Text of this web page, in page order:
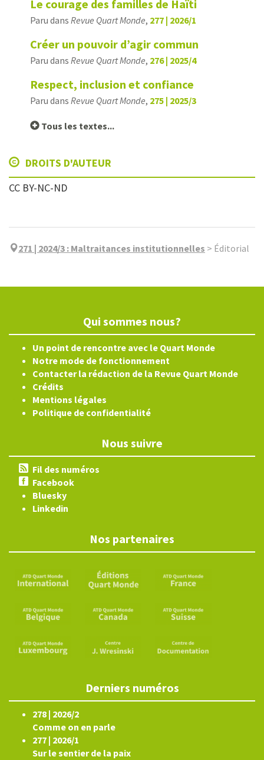
Le courage des familles de Haïti
Paru dans Revue Quart Monde, 277 | 2026/1
Créer un pouvoir d’agir commun
Paru dans Revue Quart Monde, 276 | 2025/4
Respect, inclusion et confiance
Paru dans Revue Quart Monde, 275 | 2025/3
Tous les textes...
DROITS D'AUTEUR
CC BY-NC-ND
271 | 2024/3 : Maltraitances institutionnelles > Éditorial
Qui sommes nous?
Un point de rencontre avec le Quart Monde
Notre mode de fonctionnement
Contacter la rédaction de la Revue Quart Monde
Crédits
Mentions légales
Politique de confidentialité
Nous suivre
Fil des numéros
Facebook
Bluesky
Linkedin
Nos partenaires
Derniers numéros
278 | 2026/2
Comme on en parle
277 | 2026/1
Sur le sentier de la paix